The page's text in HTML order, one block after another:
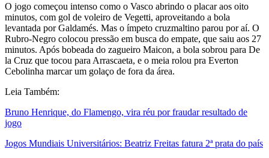
O jogo começou intenso como o Vasco abrindo o placar aos oito
minutos, com gol de voleiro de Vegetti, aproveitando a bola
levantada por Galdamés. Mas o ímpeto cruzmaltino parou por aí. O
Rubro-Negro colocou pressão em busca do empate, que saiu aos 27
minutos. Após bobeada do zagueiro Maicon, a bola sobrou para De
la Cruz que tocou para Arrascaeta, e o meia rolou pra Everton
Cebolinha marcar um golaço de fora da área.
Leia Também:
Bruno Henrique, do Flamengo, vira réu por fraudar resultado de
jogo
Jogos Mundiais Universitários: Beatriz Freitas fatura 2ª prata do país